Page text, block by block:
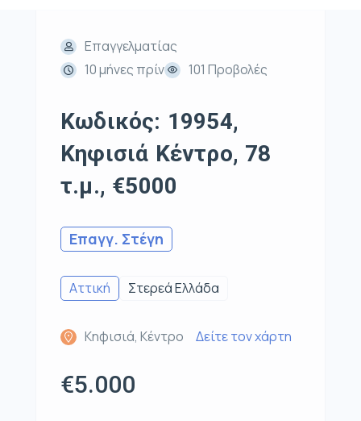
Επαγγελματίας
10 μήνες πρίν
101 Προβολές
Κωδικός: 19954,
Κηφισιά Κέντρο, 78
τ.μ., €5000
Επαγγ. Στέγη
Αττική Στερεά Ελλάδα
Κηφισιά, Κέντρο Δείτε τον χάρτη
€5.000